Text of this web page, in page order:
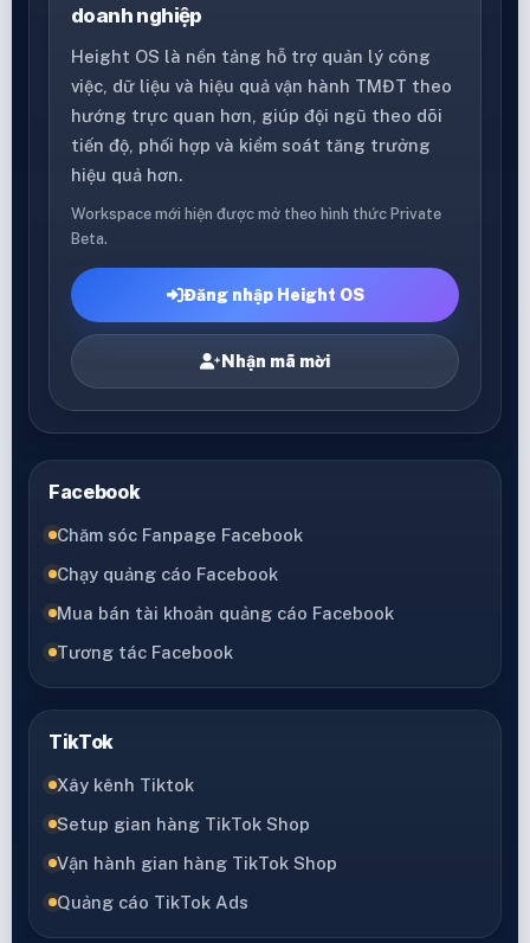
doanh nghiệp
Height OS là nền tảng hỗ trợ quản lý công
việc, dữ liệu và hiệu quả vận hành TMĐT theo
hướng trực quan hơn, giúp đội ngũ theo dõi
tiến độ, phối hợp và kiểm soát tăng trưởng
hiệu quả hơn.
Workspace mới hiện được mở theo hình thức Private
Beta.
Đăng nhập Height OS
Nhận mã mời
Facebook
Chăm sóc Fanpage Facebook
Chạy quảng cáo Facebook
Mua bán tài khoản quảng cáo Facebook
Tương tác Facebook
TikTok
Xây kênh Tiktok
Setup gian hàng TikTok Shop
Vận hành gian hàng TikTok Shop
Quảng cáo TikTok Ads